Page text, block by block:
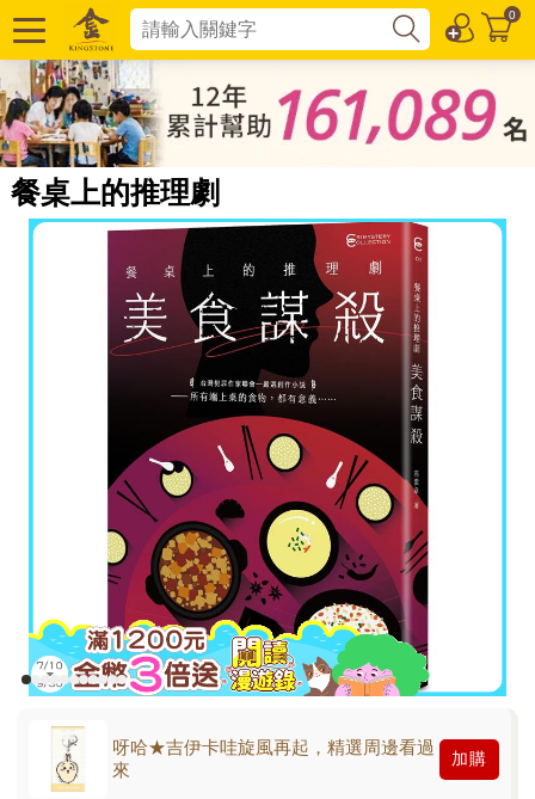
0
餐桌上的推理劇
呀哈★吉伊卡哇旋風再起，精選周邊看過
來
加購